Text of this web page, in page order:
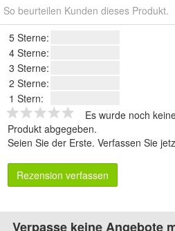
So beurteilen Kunden dieses Produkt.
5 Sterne:
4 Sterne:
3 Sterne:
2 Sterne:
1 Stern:
Es wurde noch
Produkt abgegeben.
Seien Sie der Erste. Verfassen Sie
Rezension verfassen
Verpasse keine Angebote